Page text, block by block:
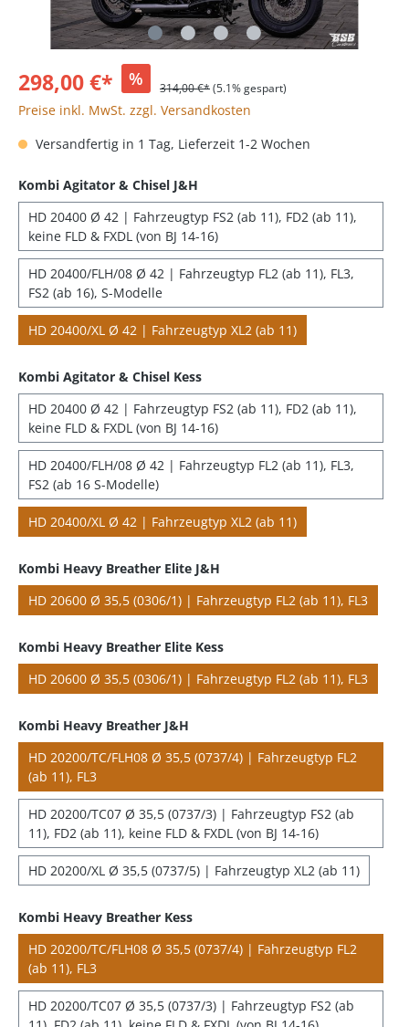
298,00 €* % 314,00 €*(5.1% gespart)
Preise inkl. MwSt. zzgl. Versandkosten
Versandfertig in 1 Tag, Lieferzeit 1-2 Wochen
Kombi Agitator & Chisel J&H
HD 20400 Ø 42 | Fahrzeugtyp FS2 (ab 11), FD2 (ab 11),
keine FLD & FXDL (von BJ 14-16)
HD 20400/FLH/08 Ø 42 | Fahrzeugtyp FL2 (ab 11), FL3,
FS2 (ab 16), S-Modelle
HD 20400/XL Ø 42 | Fahrzeugtyp XL2 (ab 11)
Kombi Agitator & Chisel Kess
HD 20400 Ø 42 | Fahrzeugtyp FS2 (ab 11), FD2 (ab 11),
keine FLD & FXDL (von BJ 14-16)
HD 20400/FLH/08 Ø 42 | Fahrzeugtyp FL2 (ab 11), FL3,
FS2 (ab 16 S-Modelle)
HD 20400/XL Ø 42 | Fahrzeugtyp XL2 (ab 11)
Kombi Heavy Breather Elite J&H
HD 20600 Ø 35,5 (0306/1) | Fahrzeugtyp FL2 (ab 11), FL3
Kombi Heavy Breather Elite Kess
HD 20600 Ø 35,5 (0306/1) | Fahrzeugtyp FL2 (ab 11), FL3
Kombi Heavy Breather J&H
HD 20200/TC/FLH08 Ø 35,5 (0737/4) | Fahrzeugtyp FL2
(ab 11), FL3
HD 20200/TC07 Ø 35,5 (0737/3) | Fahrzeugtyp FS2 (ab
11), FD2 (ab 11), keine FLD & FXDL (von BJ 14-16)
HD 20200/XL Ø 35,5 (0737/5) | Fahrzeugtyp XL2 (ab 11)
Kombi Heavy Breather Kess
HD 20200/TC/FLH08 Ø 35,5 (0737/4) | Fahrzeugtyp FL2
(ab 11), FL3
HD 20200/TC07 Ø 35,5 (0737/3) | Fahrzeugtyp FS2 (ab